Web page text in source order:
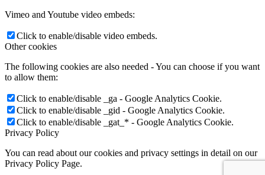
Vimeo and Youtube video embeds:
Click to enable/disable video embeds.
Other cookies
The following cookies are also needed - You can choose if you want
to allow them:
Click to enable/disable _ga - Google Analytics Cookie.
Click to enable/disable _gid - Google Analytics Cookie.
Click to enable/disable _gat_* - Google Analytics Cookie.
Privacy Policy
You can read about our cookies and privacy settings in detail on our
Privacy Policy Page.